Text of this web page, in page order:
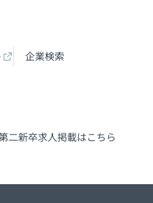
企業検索
二新卒求人掲載はこちら